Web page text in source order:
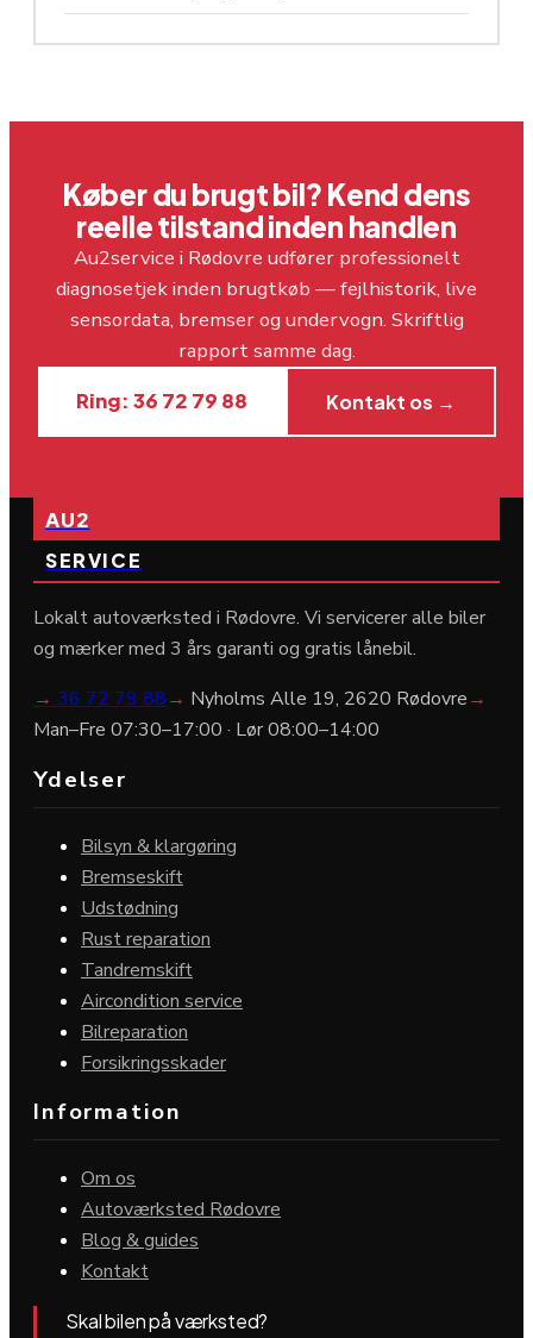
Køber du brugt bil? Kend dens
reelle tilstand inden handlen
Au2service i Rødovre udfører professionelt
diagnosetjek inden brugtkøb — fejlhistorik, live
sensordata, bremser og undervogn. Skriftlig
rapport samme dag.
Ring: 36 72 79 88 Kontakt os →
AU2
SERVICE
Lokalt autoværksted i Rødovre. Vi servicerer alle biler
og mærker med 3 års garanti og gratis lånebil.
→ 36 72 79 88→ Nyholms Alle 19, 2620 Rødovre→
Man–Fre 07:30–17:00 · Lør 08:00–14:00
Ydelser
Bilsyn & klargøring
Bremseskift
Udstødning
Rust reparation
Tandremskift
Aircondition service
Bilreparation
Forsikringsskader
Information
Om os
Autoværksted Rødovre
Blog & guides
Kontakt
Skal bilen på værksted?